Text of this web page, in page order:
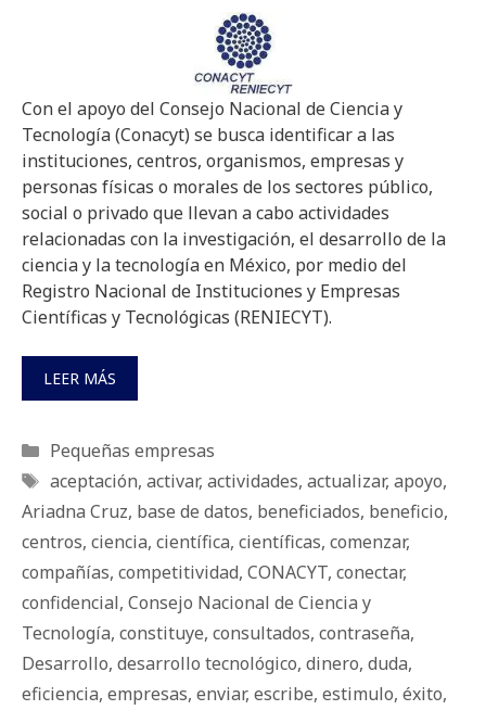
Con el apoyo del Consejo Nacional de Ciencia y
Tecnología (Conacyt) se busca identificar a las
instituciones, centros, organismos, empresas y
personas físicas o morales de los sectores público,
social o privado que llevan a cabo actividades
relacionadas con la investigación, el desarrollo de la
ciencia y la tecnología en México, por medio del
Registro Nacional de Instituciones y Empresas
Científicas y Tecnológicas (RENIECYT).
LEER MÁS
Categorías
Pequeñas empresas
Etiquetas
aceptación, activar, actividades, actualizar, apoyo,
Ariadna Cruz, base de datos, beneficiados, beneficio,
centros, ciencia, científica, científicas, comenzar,
compañías, competitividad, CONACYT, conectar,
confidencial, Consejo Nacional de Ciencia y
Tecnología, constituye, consultados, contraseña,
Desarrollo, desarrollo tecnológico, dinero, duda,
eficiencia, empresas, enviar, escribe, estimulo, éxito,